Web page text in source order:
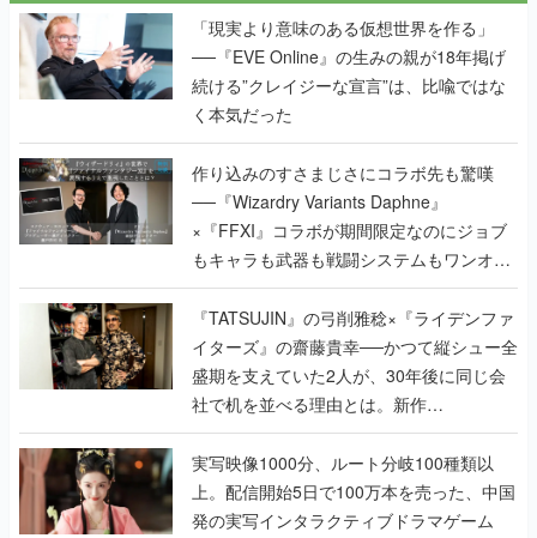
「現実より意味のある仮想世界を作る」
──『EVE Online』の生みの親が18年掲げ
続ける”クレイジーな宣言”は、比喩ではな
く本気だった
作り込みのすさまじさにコラボ先も驚嘆
──『Wizardry Variants Daphne』
×『FFXI』コラボが期間限定なのにジョブ
もキャラも武器も戦闘システムもワンオフ
で作り込まれた理由を両ディレクターに聞
く
『TATSUJIN』の弓削雅稔×『ライデンファ
イターズ』の齋藤貴幸──かつて縦シュー全
盛期を支えていた2人が、30年後に同じ会
社で机を並べる理由とは。新作
『TATSUJIN EXTREME』で初タッグを組
んだレジェンド2人に訊く開発秘話
実写映像1000分、ルート分岐100種類以
上。配信開始5日で100万本を売った、中国
発の実写インタラクティブドラマゲーム